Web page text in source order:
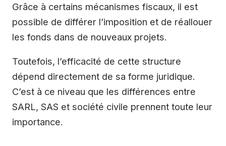
Grâce à certains mécanismes fiscaux, il est
possible de différer l’imposition et de réallouer
les fonds dans de nouveaux projets.
Toutefois, l’efficacité de cette structure
dépend directement de sa forme juridique.
C’est à ce niveau que les différences entre
SARL, SAS et société civile prennent toute leur
importance.